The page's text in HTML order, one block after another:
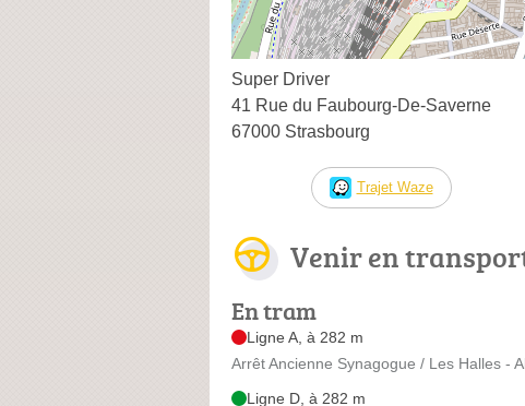
Super Driver
41 Rue du Faubourg-De-Saverne
67000 Strasbourg
Trajet Waze
Venir en
En tram
Ligne A, à 282 m
Arrêt Ancienne Synagogue / Les Halles -
Ligne D, à 282 m